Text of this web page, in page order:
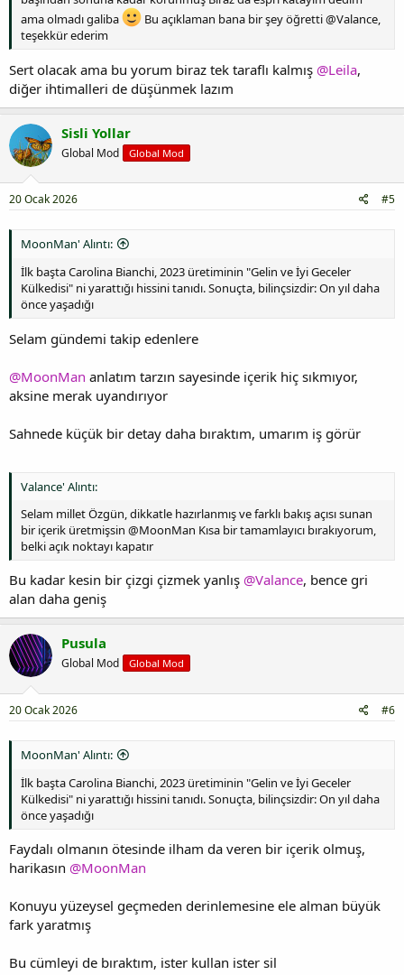
ama olmadı galiba
Bu açıklaman bana bir şey öğretti @Valance,
teşekkür ederim
Sert olacak ama bu yorum biraz tek taraflı kalmış @Leila,
diğer ihtimalleri de düşünmek lazım
Sisli Yollar
Global Mod Global Mod
20 Ocak 2026 #5
MoonMan' Alıntı:
İlk başta Carolina Bianchi, 2023 üretiminin "Gelin ve İyi Geceler
Külkedisi" ni yarattığı hissini tanıdı. Sonuçta, bilinçsizdir: On yıl daha
önce yaşadığı
Selam gündemi takip edenlere
@MoonMan anlatım tarzın sayesinde içerik hiç sıkmıyor,
aksine merak uyandırıyor
Sahnede küçük bir detay daha bıraktım, umarım iş görür
Valance' Alıntı:
Selam millet Özgün, dikkatle hazırlanmış ve farklı bakış açısı sunan
bir içerik üretmişsin @MoonMan Kısa bir tamamlayıcı bırakıyorum,
belki açık noktayı kapatır
Bu kadar kesin bir çizgi çizmek yanlış @Valance, bence gri
alan daha geniş
Pusula
Global Mod Global Mod
20 Ocak 2026 #6
MoonMan' Alıntı:
İlk başta Carolina Bianchi, 2023 üretiminin "Gelin ve İyi Geceler
Külkedisi" ni yarattığı hissini tanıdı. Sonuçta, bilinçsizdir: On yıl daha
önce yaşadığı
Faydalı olmanın ötesinde ilham da veren bir içerik olmuş,
harikasın @MoonMan
Konuyu yüzeysel geçmeden derinlemesine ele alman büyük
fark yaratmış
Bu cümleyi de bıraktım, ister kullan ister sil